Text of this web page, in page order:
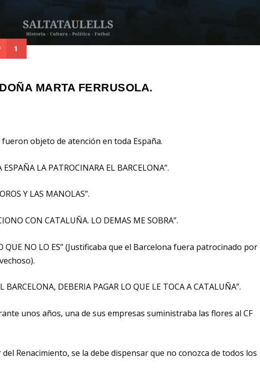
1
MARTA FERRUSOLA.
objeto de atención en toda España.
LA PATROCINARA EL BARCELONA”.
Y LAS MANOLAS”.
CON CATALUÑA. LO DEMAS ME SOBRA”.
QUE NO LO ES” (Justificaba que el Barcelona fuera patrocinado por
BARCELONA, DEBERIA PAGAR LO QUE LE TOCA A CATALUÑA”.
unos años, una de sus empresas suministraba las flores al CF
Renacimiento, se la debe dispensar que no conozca de todos los